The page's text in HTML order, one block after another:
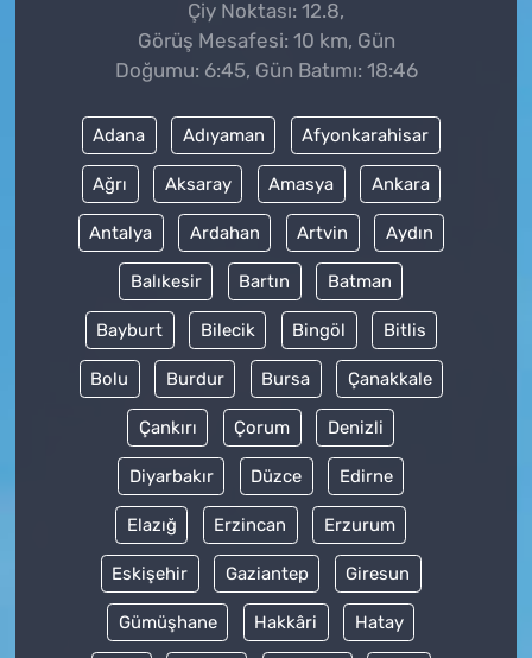
Çiy Noktası: 12.8,
Görüş Mesafesi: 10 km, Gün
Doğumu: 6:45, Gün Batımı: 18:46
Adana Adıyaman Afyonkarahisar
Ağrı Aksaray Amasya Ankara
Antalya Ardahan Artvin Aydın
Balıkesir Bartın Batman
Bayburt Bilecik Bingöl Bitlis
Bolu Burdur Bursa Çanakkale
Çankırı Çorum Denizli
Diyarbakır Düzce Edirne
Elazığ Erzincan Erzurum
Eskişehir Gaziantep Giresun
Gümüşhane Hakkâri Hatay